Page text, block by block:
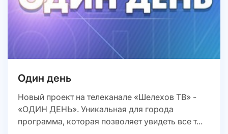
Один день
Новый проект на телеканале «Шелехов ТВ» -
«ОДИН ДЕНЬ». Уникальная для города
программа, которая позволяет увидеть все т...